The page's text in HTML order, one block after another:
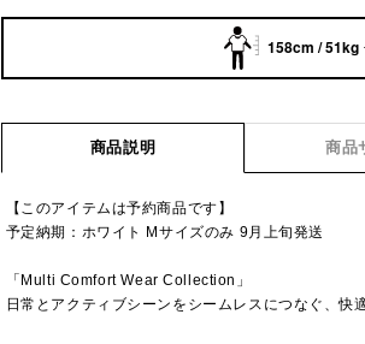
158cm / 51kg
商品説明 商品
【このアイテムは予約商品です】
予定納期：ホワイト Mサイズのみ 9月上旬発送
「Multi Comfort Wear Collection」
日常とアクティブシーンをシームレスにつなぐ、快